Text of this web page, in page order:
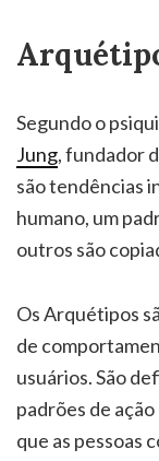
Segundo o
Jung, fundador
são tendências
humano, um
outros são
Os Arquétipos
de
usuários. São
padrões de
que as pessoas